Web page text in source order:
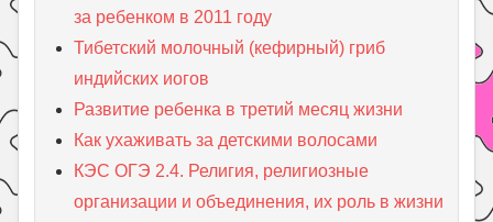
за ребенком в 2011 году
Тибетский молочный (кефирный) гриб
индийских иогов
Развитие ребенка в третий месяц жизни
Как ухаживать за детскими волосами
КЭС ОГЭ 2.4. Религия, религиозные
организации и объединения, их роль в жизни